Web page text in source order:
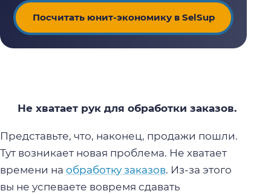
Посчитать юнит-экономику в SelSup
Не хватает рук для обработки заказов.
Представьте, что, наконец, продажи пошли.
Тут возникает новая проблема. Не хватает
времени на обработку заказов. Из-за этого
вы не успеваете вовремя сдавать